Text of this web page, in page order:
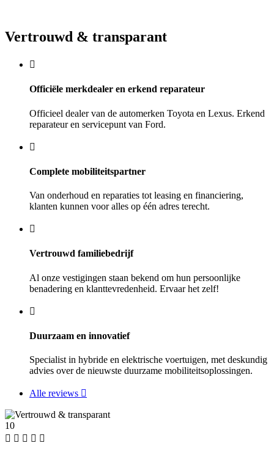
Vertrouwd & transparant
Officiële merkdealer en erkend reparateur
Officieel dealer van de automerken Toyota en Lexus. Erkend
reparateur en servicepunt van Ford.
Complete mobiliteitspartner
Van onderhoud en reparaties tot leasing en financiering,
klanten kunnen voor alles op één adres terecht.
Vertrouwd familiebedrijf
Al onze vestigingen staan bekend om hun persoonlijke
benadering en klanttevredenheid. Ervaar het zelf!
Duurzaam en innovatief
Specialist in hybride en elektrische voertuigen, met deskundig
advies over de nieuwste duurzame mobiliteitsoplossingen.
Alle reviews
10